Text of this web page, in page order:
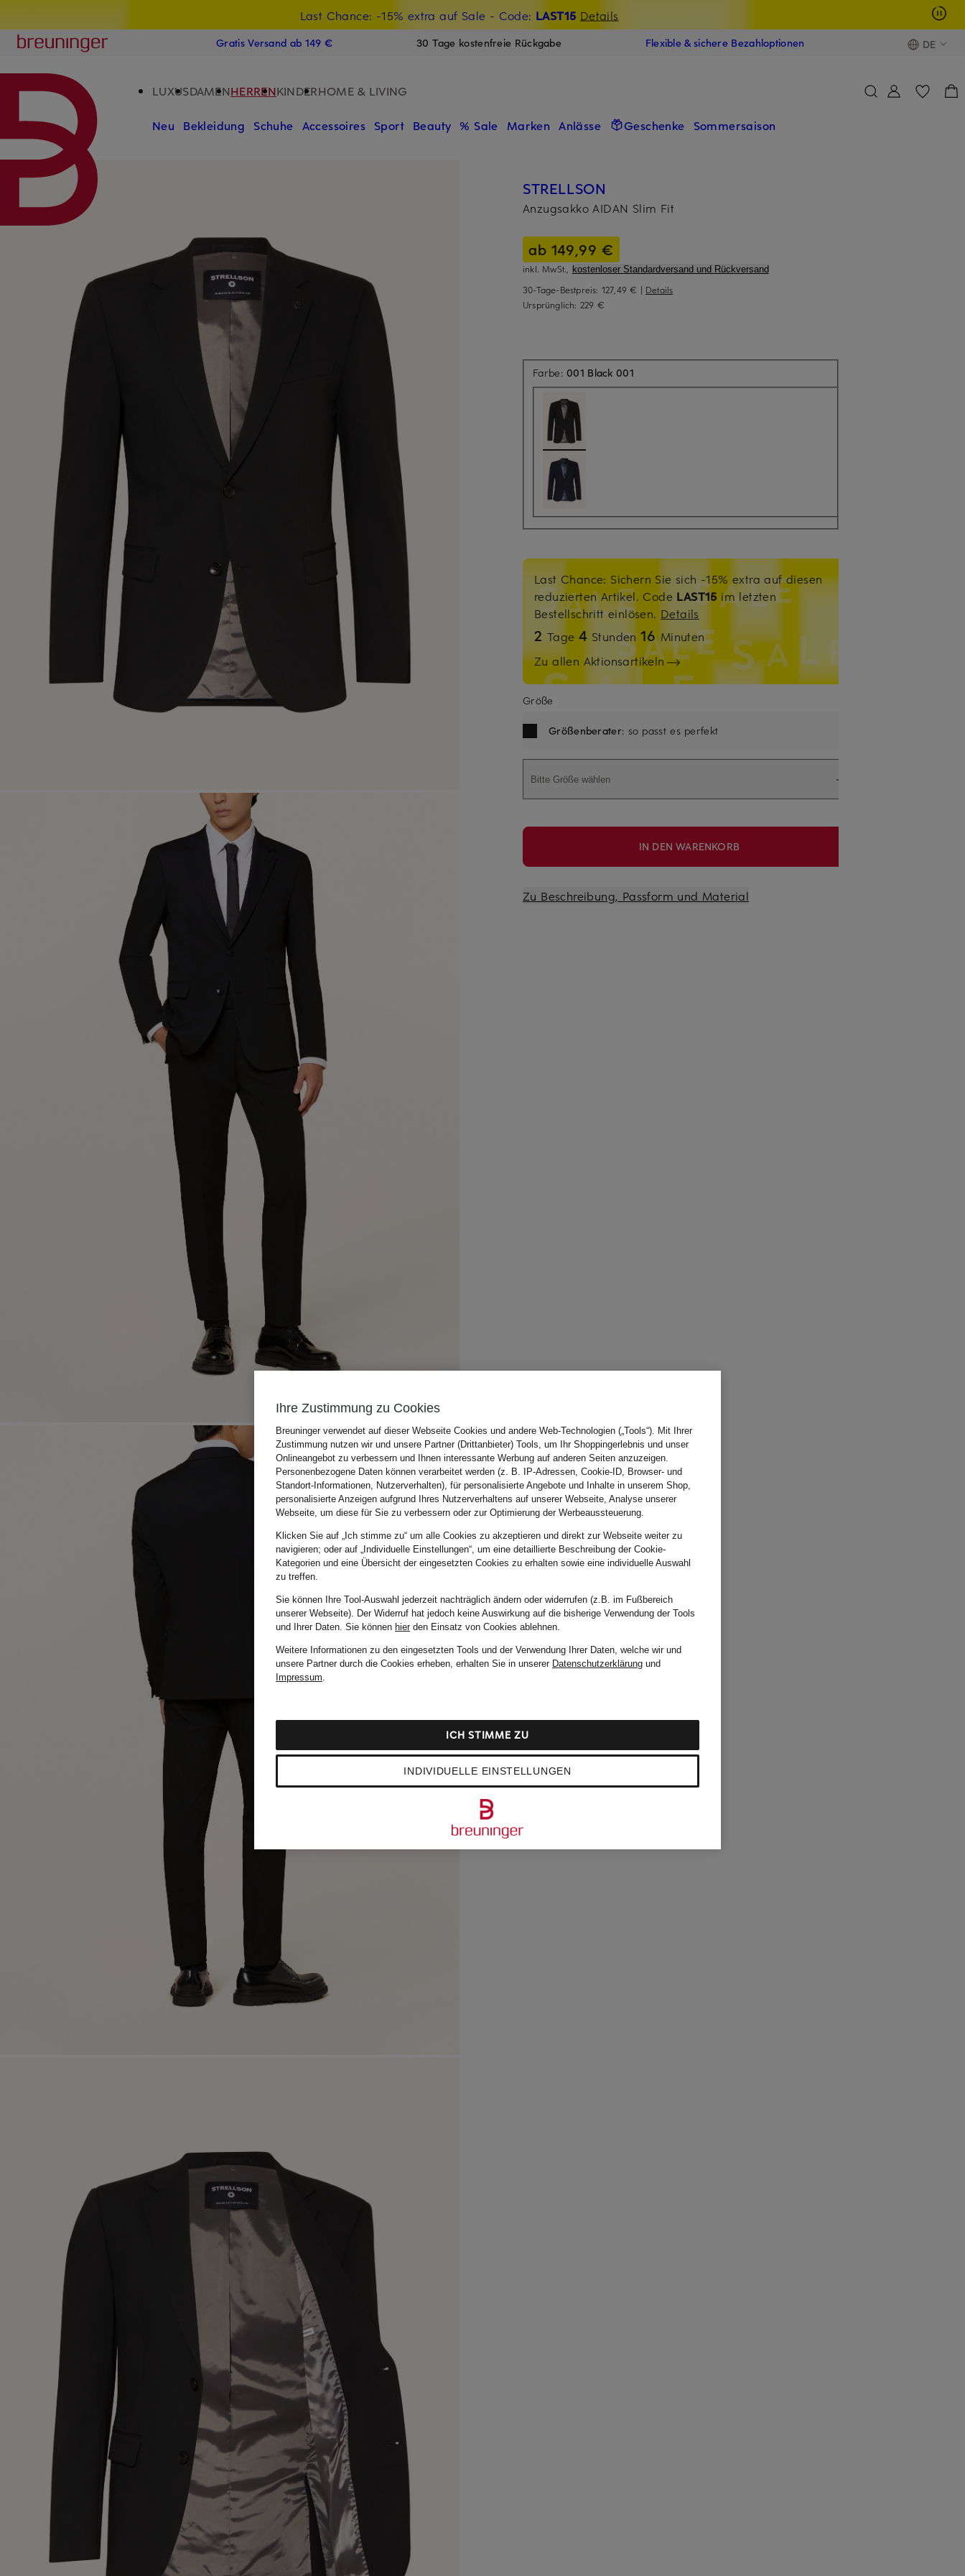
Last Chance: -15% extra auf Sale - Code: LAST15 Details
15€-Willkommensgutschein mit Beyond sichern
Breuninger
Gratis Versand ab 149 € 30 Tage kostenfreie Rückgabe Flexible & sichere Bezahloptionen DE
LUXUSDAMENHERRENKINDERHOME & LIVING
Neu Bekleidung Schuhe Accessoires Sport Beauty % Sale Marken Anlässe Geschenke Sommersaison
STRELLSON
Anzugsakko AIDAN Slim Fit
ab 149,99 €
inkl. MwSt., kostenloser Standardversand und Rückversand
30-Tage-Bestpreis: 127,49 € | Details
Ursprünglich: 229 €
Farbe: 001 Black 001
Last Chance: Sichern Sie sich -15% extra auf diesen
reduzierten Artikel. Code LAST15 im letzten
Bestellschritt einlösen. Details
2 Tage4 Stunden16 Minuten
Zu allen Aktionsartikeln
Größe
Größenberater: so passt es perfekt
Bitte Größe wählen
IN DEN WARENKORB
Zu Beschreibung, Passform und Material
Ihre Zustimmung zu Cookies
Breuninger verwendet auf dieser Webseite Cookies und andere Web-Technologien („Tools“). Mit Ihrer
Zustimmung nutzen wir und unsere Partner (Drittanbieter) Tools, um Ihr Shoppingerlebnis und unser
Onlineangebot zu verbessern und Ihnen interessante Werbung auf anderen Seiten anzuzeigen.
Personenbezogene Daten können verarbeitet werden (z. B. IP-Adressen, Cookie-ID, Browser- und
Standort-Informationen, Nutzerverhalten), für personalisierte Angebote und Inhalte in unserem Shop,
personalisierte Anzeigen aufgrund Ihres Nutzerverhaltens auf unserer Webseite, Analyse unserer
Webseite, um diese für Sie zu verbessern oder zur Optimierung der Werbeaussteuerung.
Klicken Sie auf „Ich stimme zu“ um alle Cookies zu akzeptieren und direkt zur Webseite weiter zu
navigieren; oder auf „Individuelle Einstellungen“, um eine detaillierte Beschreibung der Cookie-
Kategorien und eine Übersicht der eingesetzten Cookies zu erhalten sowie eine individuelle Auswahl
zu treffen.
Sie können Ihre Tool-Auswahl jederzeit nachträglich ändern oder widerrufen (z.B. im Fußbereich
unserer Webseite). Der Widerruf hat jedoch keine Auswirkung auf die bisherige Verwendung der Tools
und Ihrer Daten. Sie können hierden Einsatz von Cookies ablehnen.
Weitere Informationen zu den eingesetzten Tools und der Verwendung Ihrer Daten, welche wir und
unsere Partner durch die Cookies erheben, erhalten Sie in unserer Datenschutzerklärung und
Impressum.
INDIVIDUELLE EINSTELLUNGEN
ICH STIMME ZU